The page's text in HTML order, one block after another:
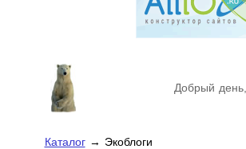
Добрый день,
Каталог→ Экоблоги